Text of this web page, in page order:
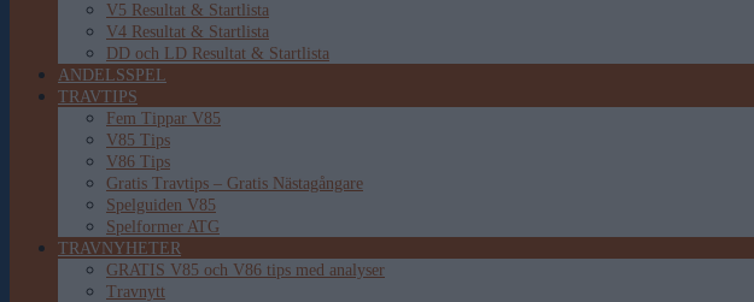
V5 Resultat & Startlista
V4 Resultat & Startlista
DD och LD Resultat & Startlista
ANDELSSPEL
TRAVTIPS
Fem Tippar V85
V85 Tips
V86 Tips
Gratis Travtips – Gratis Nästagångare
Spelguiden V85
Spelformer ATG
TRAVNYHETER
GRATIS V85 och V86 tips med analyser
Travnytt